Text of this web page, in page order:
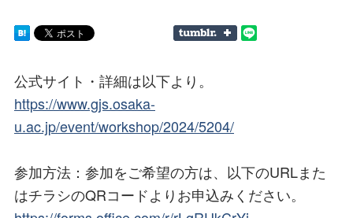
公式サイト・詳細は以下より。
https://www.gjs.osaka-
u.ac.jp/event/workshop/2024/5204/
参加方法：参加をご希望の方は、以下のURLまた
はチラシのQRコードよりお申込みください。